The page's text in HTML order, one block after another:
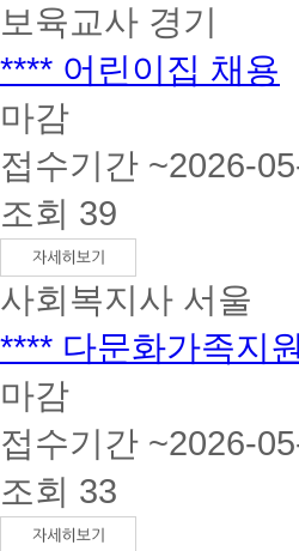
보육교사 경기
**** 어린이집 채용
마감
접수기간 ~2026-
조회 39
사회복지사 서울
**** 다문화가족지
마감
접수기간 ~2026-
조회 33